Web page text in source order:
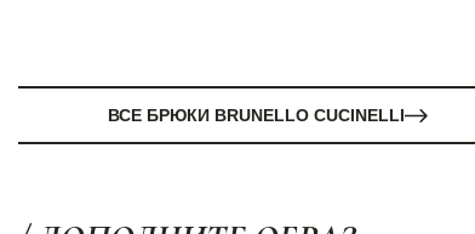
ВСЕ БРЮКИ BRUNELLO CUCINELLI